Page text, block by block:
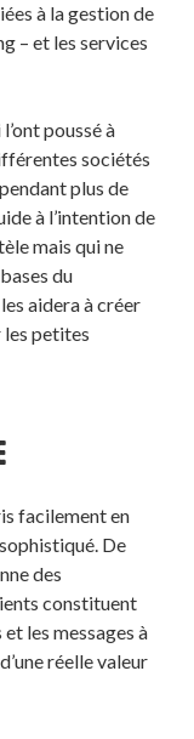
à la gestion de
– et les services
poussé à
sociétés
plus de
à l’intention de
mais qui ne
du
aidera à créer
petites
facilement en
De
des
constituent
et les messages à
réelle valeur